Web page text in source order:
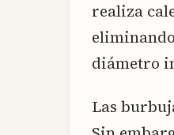
realiza
diámetro
Las